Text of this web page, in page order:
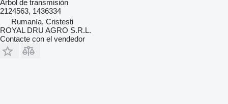
Árbol de transmisión
2124563, 1436334
Rumanía, Cristesti
ROYAL DRU AGRO S.R.L.
Contacte con el vendedor